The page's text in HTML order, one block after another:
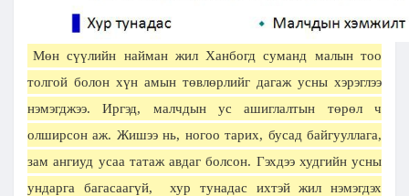
Мөн сүүлийн найман жил Ханбогд суманд малын тоо
толгой болон хүн амын төвлөрлийг дагаж усны хэрэглээ
нэмэгджээ. Иргэд, малчдын ус ашиглалтын төрөл ч
олширсон аж. Жишээ нь, ногоо тарих, бусад байгууллага,
зам ангиуд усаа татаж авдаг болсон. Гэхдээ худгийн усны
ундарга багасаагүй, хур тунадас ихтэй жил нэмэгдэх